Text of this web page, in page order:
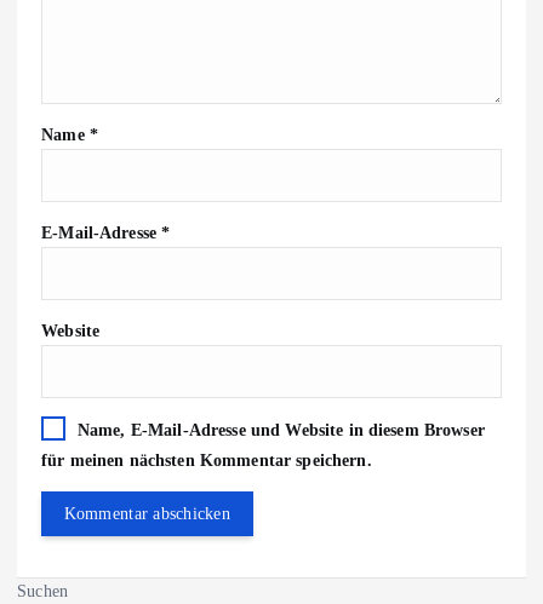
Name *
E-Mail-Adresse*
Website
Name, E-Mail-Adresse und Website in diesem Browser
für meinen nächsten Kommentar speichern.
Suchen